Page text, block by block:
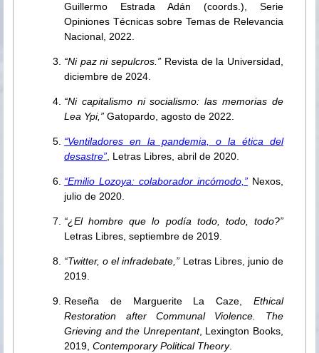
Guillermo Estrada Adán (coords.), Serie
Opiniones Técnicas sobre Temas de Relevancia
Nacional, 2022.
“Ni paz ni sepulcros.” Revista de la Universidad,
diciembre de 2024.
“Ni capitalismo ni socialismo: las memorias de
Lea Ypi,” Gatopardo, agosto de 2022.
“Ventiladores en la pandemia, o la ética del
desastre”, Letras Libres, abril de 2020.
“Emilio Lozoya: colaborador incómodo,”Nexos,
julio de 2020.
“¿El hombre que lo podía todo, todo, todo?”
Letras Libres, septiembre de 2019.
“Twitter, o el infradebate,” Letras Libres, junio de
2019.
Reseña de Marguerite La Caze, Ethical
Restoration after Communal Violence. The
Grieving and the Unrepentant, Lexington Books,
2019,Contemporary Political Theory.